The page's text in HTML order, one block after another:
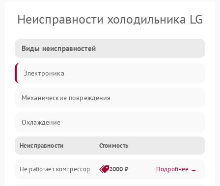
Неисправности холодильника LG
Виды неисправностей
Электроника
Механические повреждения
Охлаждение
Механика
Электропитание
Неисправности Стоимость
Не работает компрессор 2000 ₽ Подробнее →